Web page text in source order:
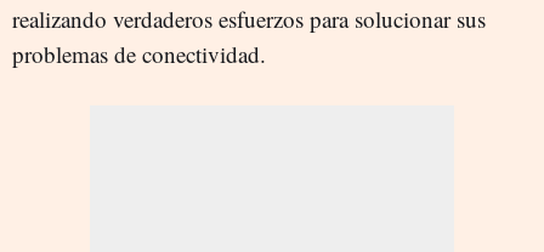
realizando verdaderos esfuerzos para solucionar sus
problemas de conectividad.